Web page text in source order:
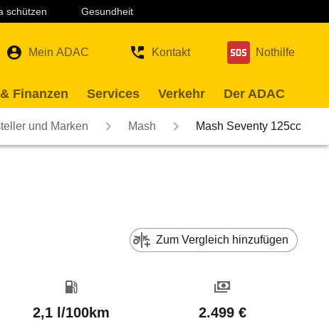
schützen Gesundheit
Mein ADAC Kontakt Nothilfe
Finanzen Services Verkehr Der ADAC
und Marken Mash Mash Seventy 125cc
Zum Vergleich hinzufügen
2,1 l/100km 2.499 €